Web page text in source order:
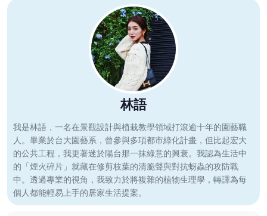
林語
我是林語，一名在景觀設計與植栽教學領域打滾逾十年的園藝職
人。畢業於台大園藝系，曾參與多項都市綠化計畫，但比起宏大
的公共工程，我更著迷於陽台那一抹綠意的興衰。我認為生活中
的「煙火碎片」就藏在修剪枝葉的清脆聲與對抗蚜蟲的攻防戰
中。透過專業的視角，我致力於將複雜的植物生理學，轉譯為每
個人都能輕易上手的居家生活提案。